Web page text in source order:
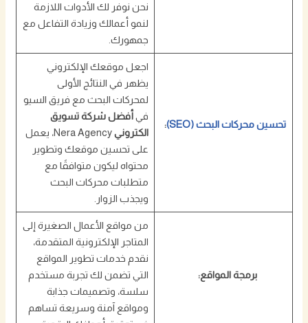
نحن نوفر لك الأدوات اللازمة
لنمو أعمالك وزيادة التفاعل مع
جمهورك.
تحسين محركات البحث (SEO) :
اجعل موقعك الإلكتروني
يظهر في النتائج الأولى
لمحركات البحث مع فريق السيو
في أفضل شركة تسويق
الكتروني
Nera Agency، يعمل
على تحسين موقعك وتطوير
محتواه ليكون متوافقًا مع
متطلبات محركات البحث
ويجذب الزوار.
برمجة المواقع:
من مواقع الأعمال الصغيرة إلى
المتاجر الإلكترونية المتقدمة،
نقدم خدمات تطوير المواقع
التي تضمن لك تجربة مستخدم
سلسة، وتصميمات جذابة
ومواقع آمنة وسريعة تساهم